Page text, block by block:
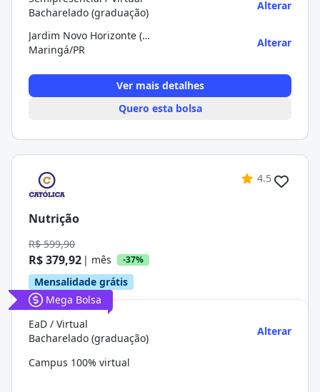
Bacharelado (graduação)
Alterar
Jardim Novo Horizonte (universidade Positivo)
Maringá/PR
Alterar
Ver mais detalhes
Quero esta bolsa
4.5
Nutrição
R$ 599,90
R$ 379,92 | mês -37%
Mensalidade grátis
Mega Bolsa
EaD / Virtual
Bacharelado (graduação)
Alterar
Campus 100% virtual